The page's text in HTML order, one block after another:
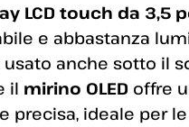
LCD touch da 3,5
e abbastanza
usato anche sotto il
il mirino OLED offre
precisa, ideale per le